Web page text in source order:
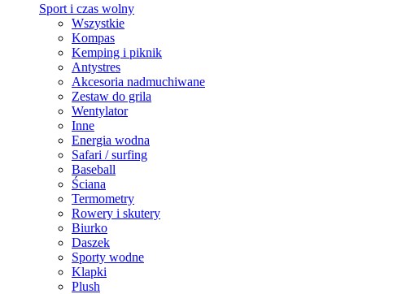
Sport i czas wolny
Wszystkie
Kompas
Kemping i piknik
Antystres
Akcesoria nadmuchiwane
Zestaw do grila
Wentylator
Inne
Energia wodna
Safari / surfing
Baseball
Ściana
Termometry
Rowery i skutery
Biurko
Daszek
Sporty wodne
Klapki
Plush